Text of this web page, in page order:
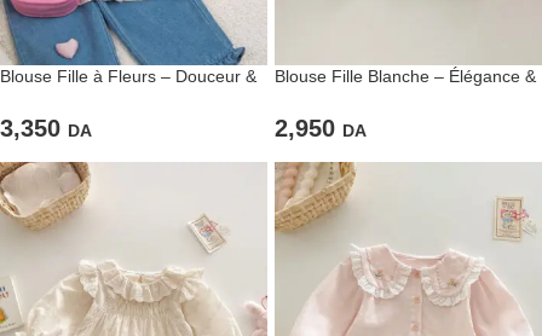
Blouse Fille à Fleurs – Douceur &
3,350 DA
Blouse Fille Blanche – Élégance &
2,950 DA